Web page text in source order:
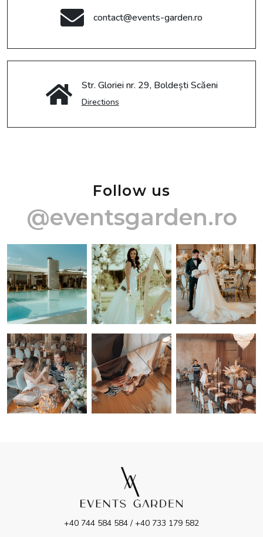
contact@events-garden.ro
Str. Gloriei nr. 29, Boldești Scăeni
Directions
Follow us
@eventsgarden.ro
+40 744 584 584 / +40 733 179 582